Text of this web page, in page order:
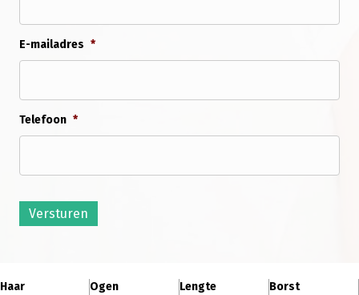
E-mailadres *
Telefoon *
Versturen
Haar
Ogen
Lengte
Borst